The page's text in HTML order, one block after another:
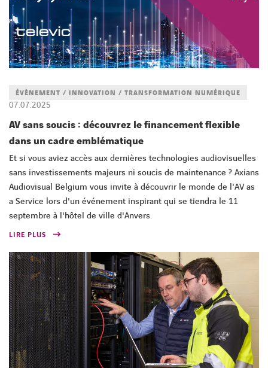
07.07.2025
ÉVÈNEMENT / INNOVATION / TRANSFORMATION NUMÉRIQUE
AV sans soucis : découvrez le financement flexible
dans un cadre emblématique
Et si vous aviez accès aux dernières technologies audiovisuelles
sans investissements majeurs ni soucis de maintenance ? Axians
Audiovisual Belgium vous invite à découvrir le monde de l'AV as
a Service lors d'un événement inspirant qui se tiendra le 11
septembre à l'hôtel de ville d'Anvers.
LIRE PLUS